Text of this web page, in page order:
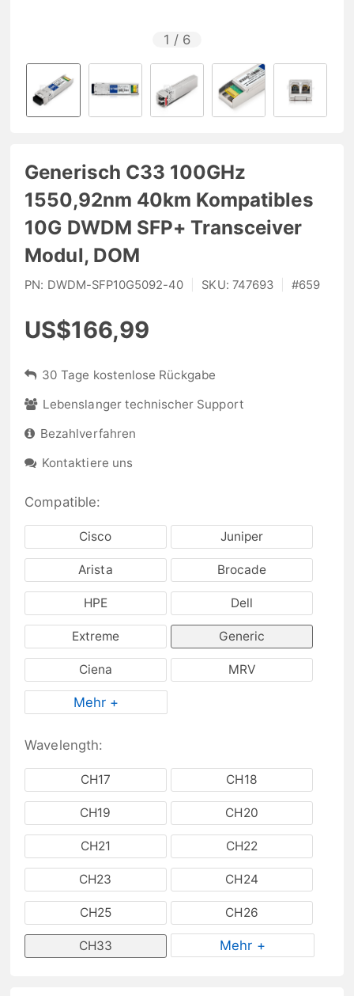
1 / 6
Generisch C33 100GHz
1550,92nm 40km Kompatibles
10G DWDM SFP+ Transceiver
Modul, DOM
PN: DWDM-SFP10G5092-40 SKU: 747693 #659
US$166,99
30 Tage kostenlose Rückgabe
Lebenslanger technischer Support
Bezahlverfahren
Kontaktiere uns
Compatible:
Cisco Juniper
Arista Brocade
HPE Dell
Extreme Generic
Ciena MRV
Mehr +
Wavelength:
CH17 CH18
CH19 CH20
CH21 CH22
CH23 CH24
CH25 CH26
CH33 Mehr +